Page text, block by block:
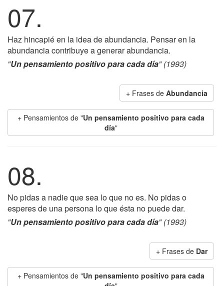
07.
Haz hincapié en la idea de abundancia. Pensar en la
abundancia contribuye a generar abundancia.
"Un pensamiento positivo para cada día" (1993)
+ Frases de Abundancia
+ Pensamientos de "Un pensamiento positivo para cada
día"
08.
No pidas a nadie que sea lo que no es. No pidas o
esperes de una persona lo que ésta no puede dar.
"Un pensamiento positivo para cada día" (1993)
+ Frases de Dar
+ Pensamientos de "Un pensamiento positivo para cada